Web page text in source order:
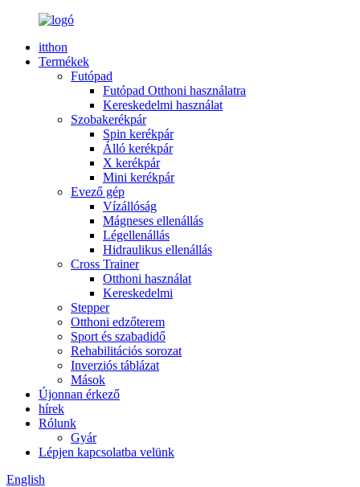
itthon
Termékek
Futópad
Futópad Otthoni használatra
Kereskedelmi használat
Szobakerékpár
Spin kerékpár
Álló kerékpár
X kerékpár
Mini kerékpár
Evező gép
Vízállóság
Mágneses ellenállás
Légellenállás
Hidraulikus ellenállás
Cross Trainer
Otthoni használat
Kereskedelmi
Stepper
Otthoni edzőterem
Sport és szabadidő
Rehabilitációs sorozat
Inverziós táblázat
Mások
Újonnan érkező
hírek
Rólunk
Gyár
Lépjen kapcsolatba velünk
English